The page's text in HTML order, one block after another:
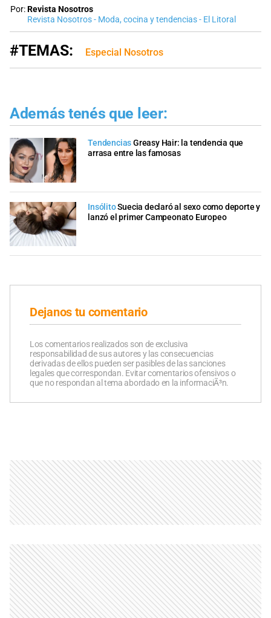
Por:Revista Nosotros
Revista Nosotros - Moda, cocina y tendencias - El Litoral
#TEMAS: Especial Nosotros
Además tenés que leer:
TendenciasGreasy Hair: la tendencia que
arrasa entre las famosas
InsólitoSuecia declaró al sexo como deporte y
lanzó el primer Campeonato Europeo
Dejanos tu comentario
Los comentarios realizados son de exclusiva
responsabilidad de sus autores y las consecuencias
derivadas de ellos pueden ser pasibles de las sanciones
legales que correspondan. Evitar comentarios ofensivos o
que no respondan al tema abordado en la informaciÃ³n.